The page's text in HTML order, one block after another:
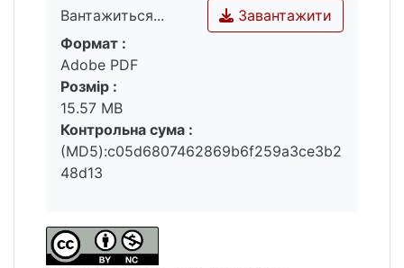
Вантажиться...
Вантажиться...
Завантажити
Формат :
Adobe PDF
Розмір :
15.57 MB
Контрольна сума :
(MD5):c05d6807462869b6f259a3ce3b2
48d13